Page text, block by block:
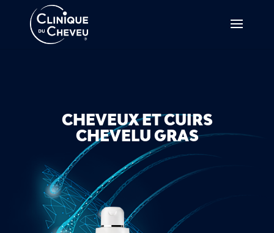
CHEVEUX ET CUIRS
CHEVELU GRAS